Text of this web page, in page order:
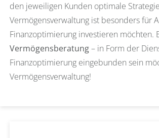
den jeweiligen Kunden optimale
Vermögensverwaltung ist besonders für
Finanzoptimierung investieren
Vermögensberatung– in Form der
Finanzoptimierung eingebunden sein
Vermögensverwaltung!